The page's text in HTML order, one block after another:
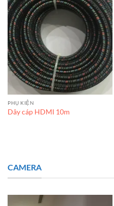
PHỤ KIỆN
Dây cáp HDMI 10m
CAMERA